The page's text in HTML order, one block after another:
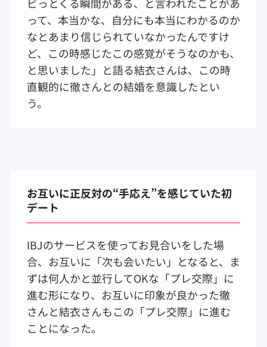
って、本当かな、自分にも本当にわかるのか
なとあまり信じられていなかったんですけ
ど、この時感じたこの感覚がそうなのかも、
と思いました」と語る結衣さんは、この時
直観的に徹さんとの結婚を意識したとい
う。
お互いに正反対の“手応え”を感じていた初
デート
IBJのサービスを使ってお見合いをした場
合、お互いに「次も会いたい」となると、ま
ずは何人かと並行してOKな「プレ交際」に
進む形になり、お互いに印象が良かった徹
さんと結衣さんもこの「プレ交際」に進む
ことになった。